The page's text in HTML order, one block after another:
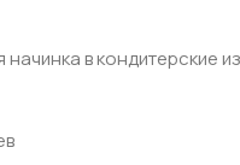
начинка в кондитерские